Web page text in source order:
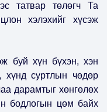
татвар төлөгч Та
хэлэхийг хүсэж
буй хүн бүхэн, хэн
хүнд суртлын чөдөр
дарамтыг хөнгөлөх
бодлогын цөм байх